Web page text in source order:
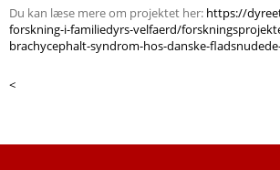
Du kan læse mere om projektet her: https://
forskning-i-familiedyrs-velfaerd/
brachycephalt-syndrom-hos-danske-
<